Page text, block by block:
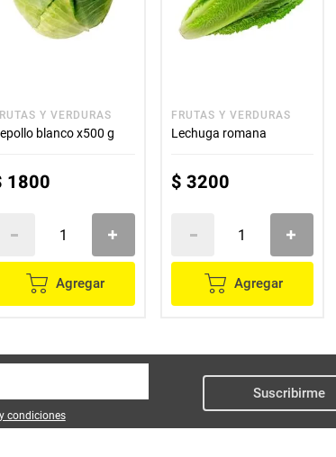
Y VERDURAS
blanco x500 g
1800
Agregar
FRUTAS Y VERDURAS
Lechuga romana
$ 3200
Agregar
condiciones
Suscribirme